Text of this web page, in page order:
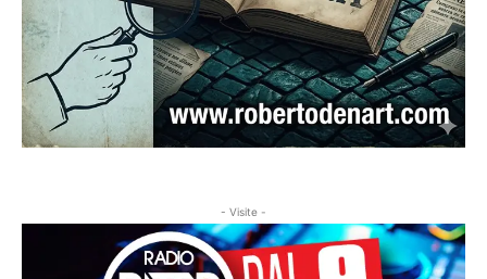
- Visite -